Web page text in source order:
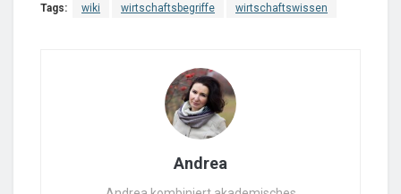
Tags: wiki wirtschaftsbegriffe wirtschaftswissen
Andrea